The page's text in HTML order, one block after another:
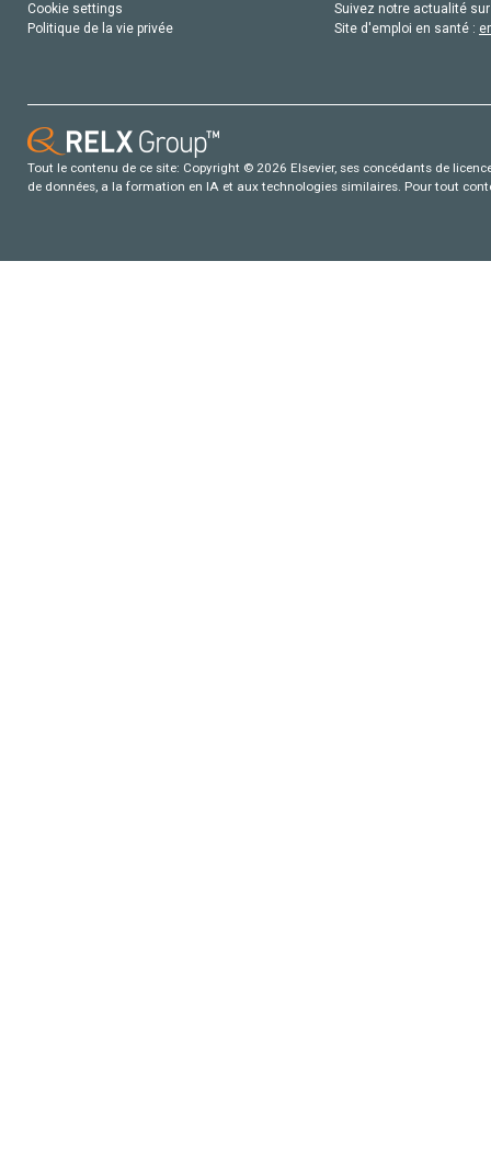
Cookie settings
Politique de la vie privée
Suivez notre actualité
Site d'emploi en santé :
Tout le contenu de ce site: Copyright © 2026 Elsevier, ses concédants de
de données, a la formation en IA et aux technologies similaires. Pour tout